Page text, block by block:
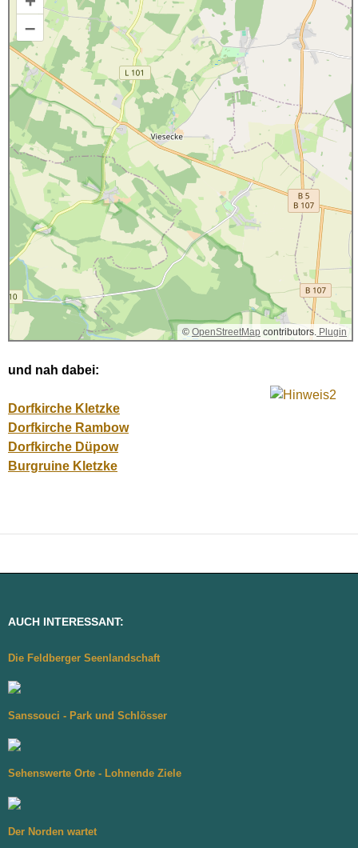
–
© OpenStreetMap contributors. Plugin
und nah dabei:
Dorfkirche Kletzke
Dorfkirche Rambow
Dorfkirche Düpow
Burgruine Kletzke
AUCH INTERESSANT:
Die Feldberger Seenlandschaft
Sanssouci - Park und Schlösser
Sehenswerte Orte - Lohnende Ziele
Der Norden wartet